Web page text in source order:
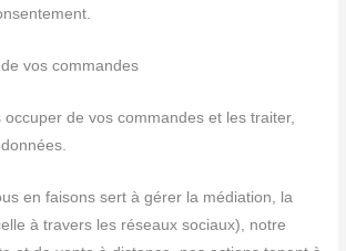
vos commandes
occuper de vos commandes et les traiter,
en faisons sert à gérer la médiation, la
à travers les réseaux sociaux), notre